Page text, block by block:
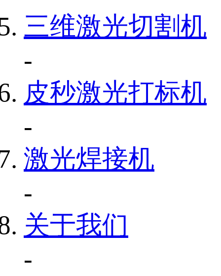
三维激光切割机
-
皮秒激光打标机
-
激光焊接机
-
关于我们
-